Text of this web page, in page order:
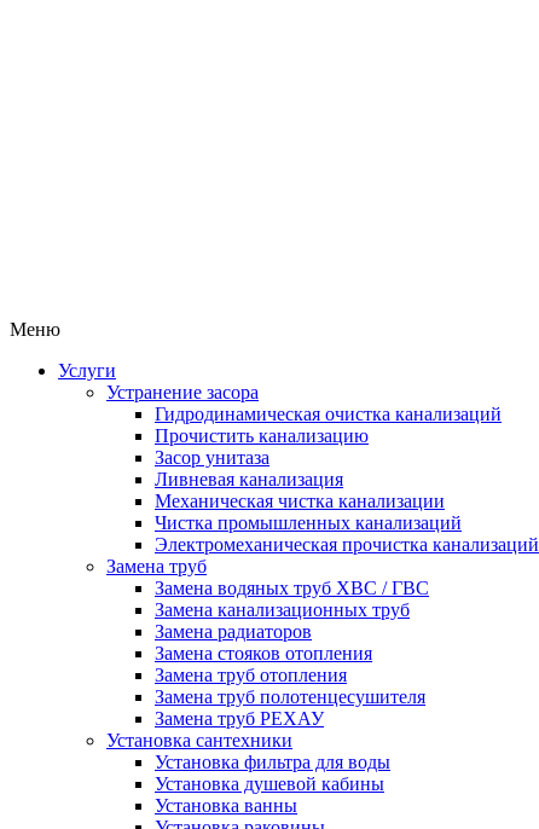
Меню
Услуги
Устранение засора
Гидродинамическая очистка канализаций
Прочистить канализацию
Засор унитаза
Ливневая канализация
Механическая чистка канализации
Чистка промышленных канализаций
Электромеханическая прочистка канализаций
Замена труб
Замена водяных труб ХВС / ГВС
Замена канализационных труб
Замена радиаторов
Замена стояков отопления
Замена труб отопления
Замена труб полотенцесушителя
Замена труб РЕХАУ
Установка сантехники
Установка фильтра для воды
Установка душевой кабины
Установка ванны